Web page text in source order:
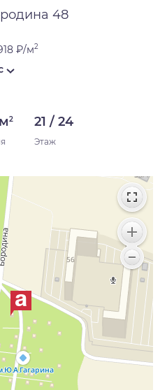
48
₽/м2
2 21 / 24
Этаж